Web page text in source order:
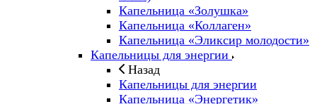
Капельница «Золушка»
Капельница «Коллаген»
Капельница «Эликсир молодости»
Капельницы для энергии
Назад
Капельницы для энергии
Капельница «Энергетик»